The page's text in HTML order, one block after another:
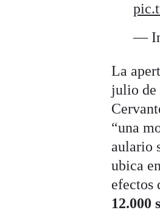
—
La
julio de
“una
aulario
ubica
efectos
12.000